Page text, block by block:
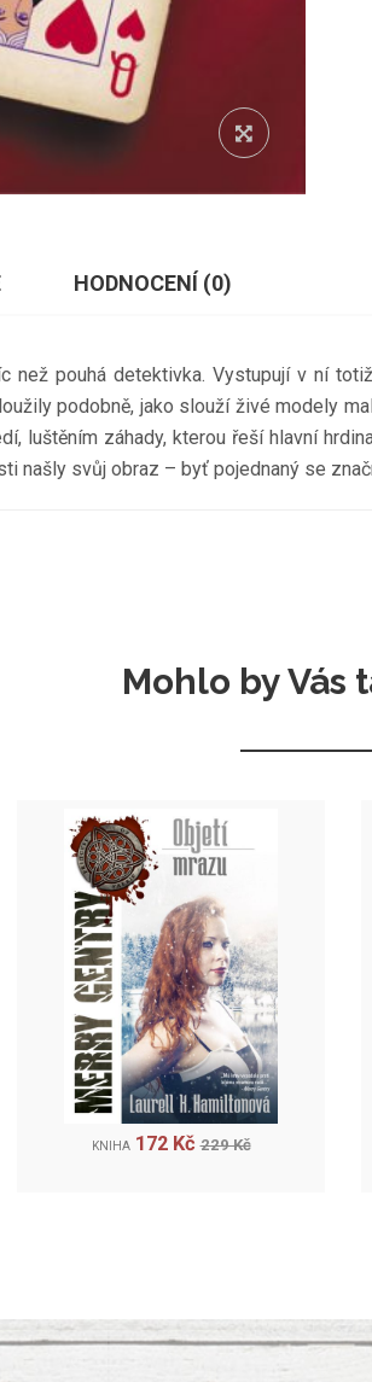
HODNOCENÍ (0)
než pouhá detektivka. Vystupují v ní
podobně, jako slouží živé modely
luštěním záhady, kterou řeší hlavní
našly svůj obraz – byť pojednaný se
Mohlo by Vás
KNIHA 172 Kč 229 Kč